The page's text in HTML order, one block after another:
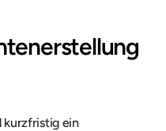
kurzfristig ein